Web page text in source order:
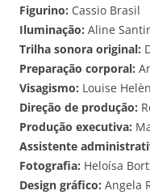
Figurino: Cassio Brasil
Iluminação: Aline
Trilha sonora original:
Preparação corporal:
Visagismo: Louise
Direção de produção:
Produção executiva:
Assistente
Fotografia: Heloísa
Design gráfico: Angela